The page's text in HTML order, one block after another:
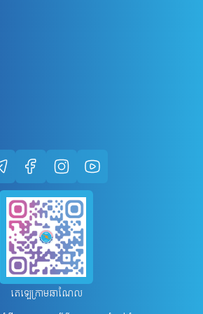
តេឡេក្រាមឆាណែល